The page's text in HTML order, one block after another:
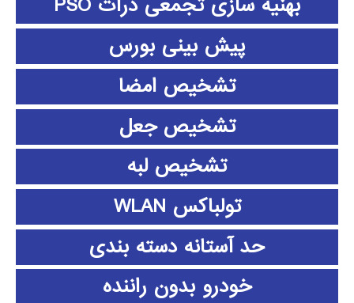
پیش بینی بورس
تشخیص امضا
تشخیص جعل
تشخیص لبه
تولباکس WLAN
حد آستانه دسته بندی
خودرو بدون راننده